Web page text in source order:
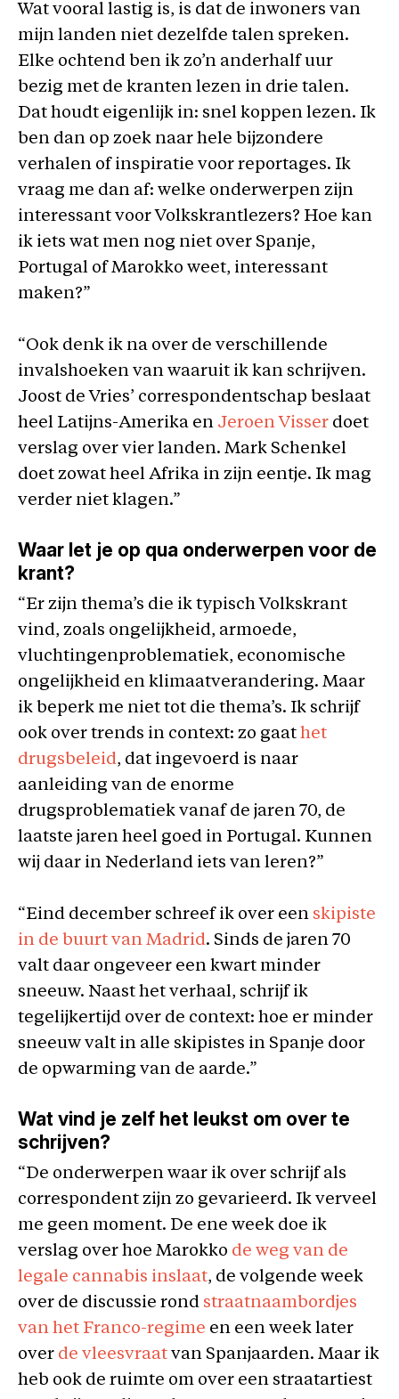
Wat vooral lastig is, is dat de inwoners van
mijn landen niet dezelfde talen spreken.
Elke ochtend ben ik zo’n anderhalf uur
bezig met de kranten lezen in drie talen.
Dat houdt eigenlijk in: snel koppen lezen. Ik
ben dan op zoek naar hele bijzondere
verhalen of inspiratie voor reportages. Ik
vraag me dan af: welke onderwerpen zijn
interessant voor Volkskrantlezers? Hoe kan
ik iets wat men nog niet over Spanje,
Portugal of Marokko weet, interessant
maken?”
“Ook denk ik na over de verschillende
invalshoeken van waaruit ik kan schrijven.
Joost de Vries’ correspondentschap beslaat
heel Latijns-Amerika en Jeroen Visser doet
verslag over vier landen. Mark Schenkel
doet zowat heel Afrika in zijn eentje. Ik mag
verder niet klagen.”
Waar let je op qua onderwerpen voor de
krant?
“Er zijn thema’s die ik typisch Volkskrant
vind, zoals ongelijkheid, armoede,
vluchtingenproblematiek, economische
ongelijkheid en klimaatverandering. Maar
ik beperk me niet tot die thema’s. Ik schrijf
ook over trends in context: zo gaat het
drugsbeleid, dat ingevoerd is naar
aanleiding van de enorme
drugsproblematiek vanaf de jaren 70, de
laatste jaren heel goed in Portugal. Kunnen
wij daar in Nederland iets van leren?”
“Eind december schreef ik over een skipiste
in de buurt van Madrid. Sinds de jaren 70
valt daar ongeveer een kwart minder
sneeuw. Naast het verhaal, schrijf ik
tegelijkertijd over de context: hoe er minder
sneeuw valt in alle skipistes in Spanje door
de opwarming van de aarde.”
Wat vind je zelf het leukst om over te
schrijven?
“De onderwerpen waar ik over schrijf als
correspondent zijn zo gevarieerd. Ik verveel
me geen moment. De ene week doe ik
verslag over hoe Marokko de weg van de
legale cannabis inslaat, de volgende week
over de discussie rond straatnaambordjes
van het Franco-regime en een week later
over de vleesvraat van Spanjaarden. Maar ik
heb ook de ruimte om over een straatartiest